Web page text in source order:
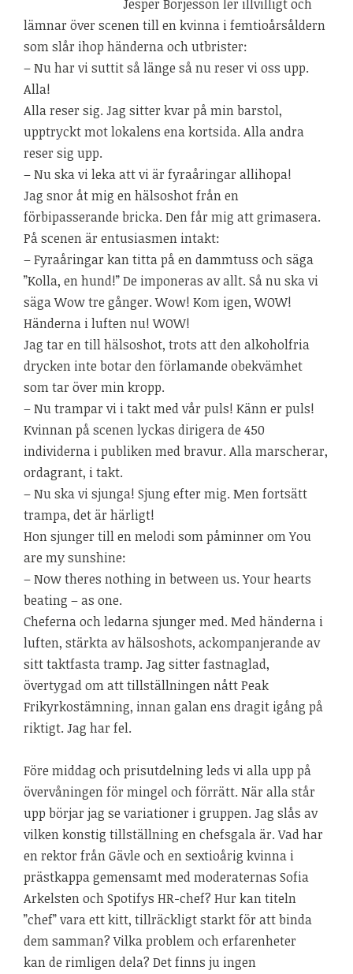
Jesper Börjesson ler illvilligt och
lämnar över scenen till en kvinna i femtioårsåldern
som slår ihop händerna och utbrister:
– Nu har vi suttit så länge så nu reser vi oss upp.
Alla!
Alla reser sig. Jag sitter kvar på min barstol,
upptryckt mot lokalens ena kortsida. Alla andra
reser sig upp.
– Nu ska vi leka att vi är fyraåringar allihopa!
Jag snor åt mig en hälsoshot från en
förbipasserande bricka. Den får mig att grimasera.
På scenen är entusiasmen intakt:
– Fyraåringar kan titta på en dammtuss och säga
”Kolla, en hund!” De imponeras av allt. Så nu ska vi
säga Wow tre gånger. Wow! Kom igen, WOW!
Händerna i luften nu! WOW!
Jag tar en till hälsoshot, trots att den alkoholfria
drycken inte botar den förlamande obekvämhet
som tar över min kropp.
– Nu trampar vi i takt med vår puls! Känn er puls!
Kvinnan på scenen lyckas dirigera de 450
individerna i publiken med bravur. Alla marscherar,
ordagrant, i takt.
– Nu ska vi sjunga! Sjung efter mig. Men fortsätt
trampa, det är härligt!
Hon sjunger till en melodi som påminner om You
are my sunshine:
– Now theres nothing in between us. Your hearts
beating – as one.
Cheferna och ledarna sjunger med. Med händerna i
luften, stärkta av hälsoshots, ackompanjerande av
sitt taktfasta tramp. Jag sitter fastnaglad,
övertygad om att tillställningen nått Peak
Frikyrkostämning, innan galan ens dragit igång på
riktigt. Jag har fel.
Före middag och prisutdelning leds vi alla upp på
övervåningen för mingel och förrätt. När alla står
upp börjar jag se variationer i gruppen. Jag slås av
vilken konstig tillställning en chefsgala är. Vad har
en rektor från Gävle och en sextioårig kvinna i
prästkappa gemensamt med moderaternas Sofia
Arkelsten och Spotifys HR-chef? Hur kan titeln
”chef” vara ett kitt, tillräckligt starkt för att binda
dem samman? Vilka problem och erfarenheter
kan de rimligen dela? Det finns ju ingen